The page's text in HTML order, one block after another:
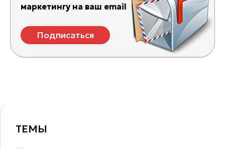
маркетингу на ваш email
Подписаться
ТЕМЫ